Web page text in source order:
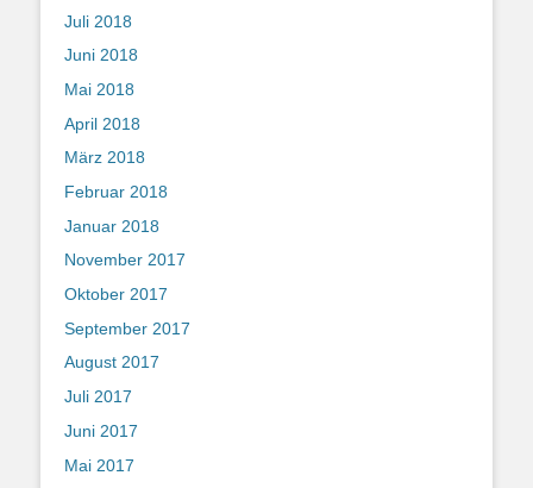
Juli 2018
Juni 2018
Mai 2018
April 2018
März 2018
Februar 2018
Januar 2018
November 2017
Oktober 2017
September 2017
August 2017
Juli 2017
Juni 2017
Mai 2017